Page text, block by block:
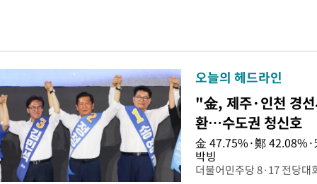
오늘의 헤드라인
"金, 제주·인천 경
환…수도권 청신호
金 47.75%·鄭
박빙
더불어민주당 8·17 전당대